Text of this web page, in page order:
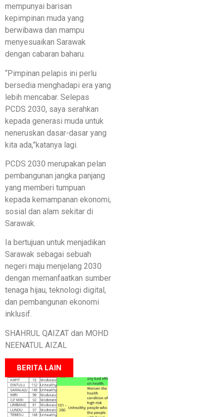
mempunyai barisan
kepimpinan muda yang
berwibawa dan mampu
menyesuaikan Sarawak
dengan cabaran baharu.
“Pimpinan pelapis ini perlu
bersedia menghadapi era yang
lebih mencabar. Selepas
PCDS 2030, saya serahkan
kepada generasi muda untuk
neneruskan dasar-dasar yang
kita ada,”katanya lagi.
PCDS 2030 merupakan pelan
pembangunan jangka panjang
yang memberi tumpuan
kepada kemampanan ekonomi,
sosial dan alam sekitar di
Sarawak.
Ia bertujuan untuk menjadikan
Sarawak sebagai sebuah
negeri maju menjelang 2030
dengan memanfaatkan sumber
tenaga hijau, teknologi digital,
dan pembangunan ekonomi
inklusif.
SHAHRUL QAIZAT dan MOHD
NEENATUL AIZAL
BERITA LAIN